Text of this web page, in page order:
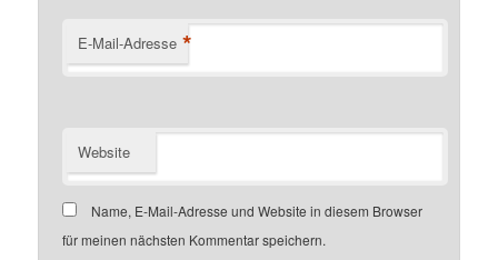
E-Mail-Adresse *
Website
Name, E-Mail-Adresse und Website in diesem Browser
für meinen nächsten Kommentar speichern.